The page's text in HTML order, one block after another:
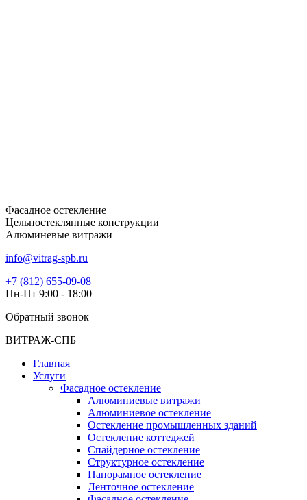
Фасадное остекление
Цельностеклянные конструкции
Алюминевые витражи
info@vitrag-spb.ru
+7 (812) 655-09-08
Пн-Пт 9:00 - 18:00
Обратный звонок
ВИТРАЖ-СПБ
Главная
Услуги
Фасадное остекление
Алюминиевые витражи
Алюминиевое остекление
Остекление промышленных зданий
Остекление коттеджей
Спайдерное остекление
Структурное остекление
Панорамное остекление
Ленточное остекление